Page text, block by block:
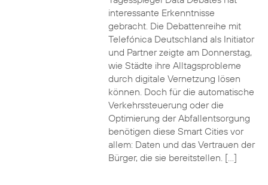
interessante Erkenntnisse
gebracht. Die Debattenreihe mit
Telefónica Deutschland als Initiator
und Partner zeigte am Donnerstag,
wie Städte ihre Alltagsprobleme
durch digitale Vernetzung lösen
können. Doch für die automatische
Verkehrssteuerung oder die
Optimierung der Abfallentsorgung
benötigen diese Smart Cities vor
allem: Daten und das Vertrauen der
Bürger, die sie bereitstellen. […]